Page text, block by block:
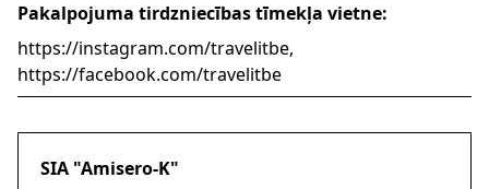
Pakalpojuma tirdzniecības tīmekļa vietne:
https://instagram.com/travelitbe,
https://facebook.com/travelitbe
SIA "Amisero-K"